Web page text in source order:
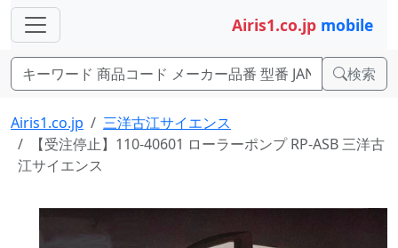
Airis1.co.jp mobile
検索
Airis1.co.jp
三洋古江サイエンス
【受注停止】110-40601 ローラーポンプ RP-ASB 三洋古
江サイエンス